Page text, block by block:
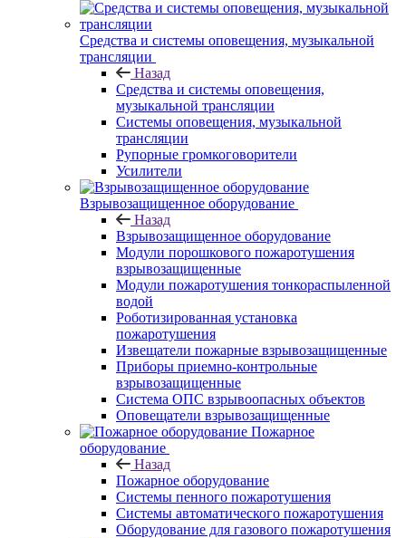
Средства и системы оповещения, музыкальной
трансляции
Назад
Средства и системы оповещения,
музыкальной трансляции
Системы оповещения, музыкальной
трансляции
Рупорные громкоговорители
Усилители
Взрывозащищенное оборудование
Назад
Взрывозащищенное оборудование
Модули порошкового пожаротушения
взрывозащищенные
Модули пожаротушения тонкораспыленной
водой
Роботизированная установка
пожаротушения
Извещатели пожарные взрывозащищенные
Приборы приемно-контрольные
взрывозащищенные
Система ОПС взрывоопасных объектов
Оповещатели взрывозащищенные
Пожарное
оборудование
Назад
Пожарное оборудование
Системы пенного пожаротушения
Системы автоматического пожаротушения
Оборудование для газового пожаротушения